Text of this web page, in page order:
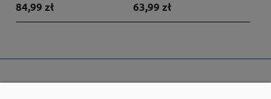
84,99 zł 63,99 zł
POZNAJ SKLEP.NIKWAX.COM